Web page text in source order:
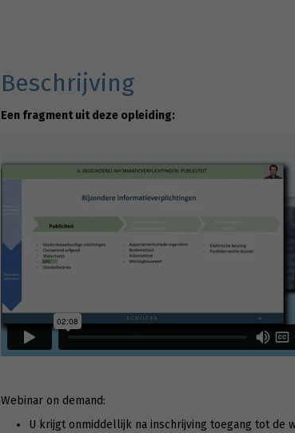
Beschrijving
Een fragment uit deze opleiding:
Webinar on demand:
U krijgt onmiddellijk na inschrijving toegang tot de